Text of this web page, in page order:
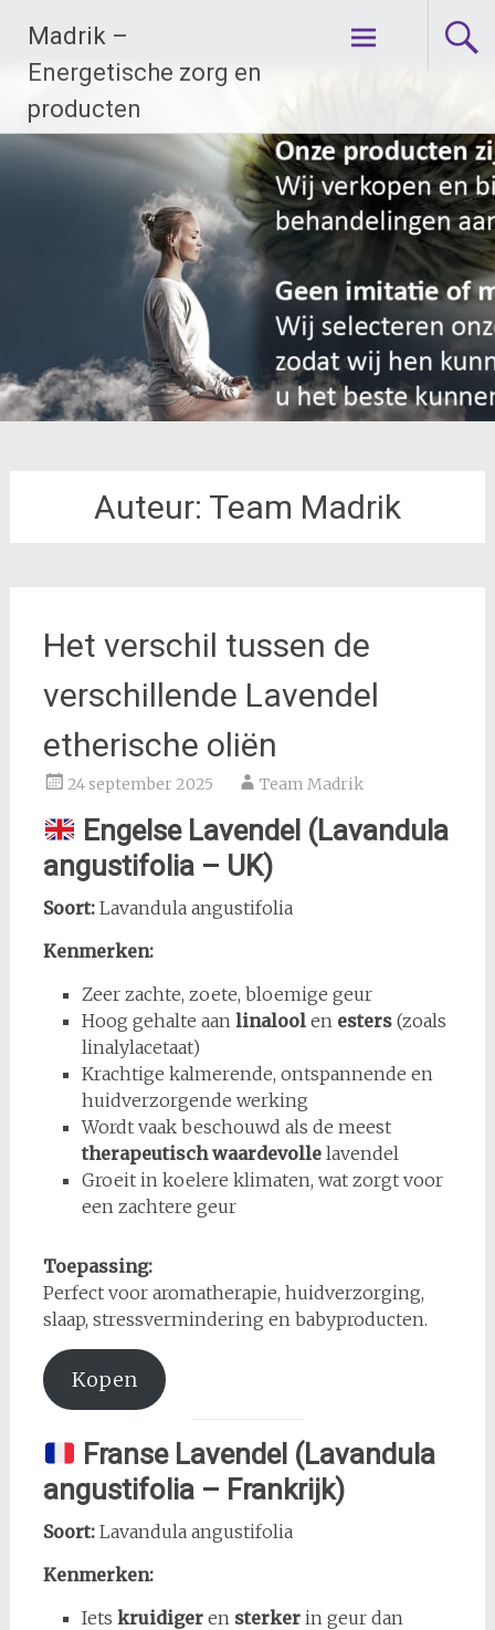
naarMadrik –
Energetische zorg en
producten
Auteur: Team Madrik
Het verschil tussen de
verschillende Lavendel
etherische oliën
24 september 2025 Team Madrik
Engelse Lavendel (Lavandula
angustifolia – UK)
Soort:Lavandula angustifolia
Kenmerken:
Zeer zachte, zoete, bloemige geur
Hoog gehalte aan linaloolen esters(zoals
linalylacetaat)
Krachtige kalmerende, ontspannende en
huidverzorgende werking
Wordt vaak beschouwd als de meest
therapeutisch waardevollelavendel
Groeit in koelere klimaten, wat zorgt voor
een zachtere geur
Toepassing:
Perfect voor aromatherapie, huidverzorging,
slaap, stressvermindering en babyproducten.
Kopen
Franse Lavendel (Lavandula
angustifolia – Frankrijk)
Soort:Lavandula angustifolia
Kenmerken:
Iets kruidigeren sterkerin geur dan